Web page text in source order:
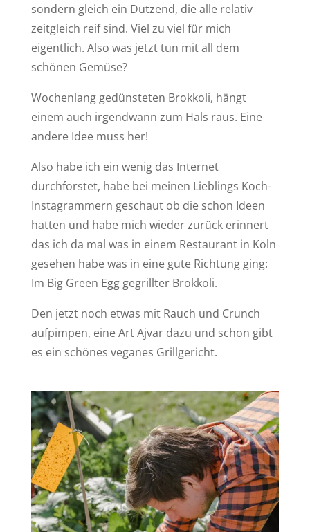
sondern gleich ein Dutzend, die alle relativ
zeitgleich reif sind. Viel zu viel für mich
eigentlich. Also was jetzt tun mit all dem
schönen Gemüse?
Wochenlang gedünsteten Brokkoli, hängt
einem auch irgendwann zum Hals raus. Eine
andere Idee muss her!
Also habe ich ein wenig das Internet
durchforstet, habe bei meinen Lieblings Koch-
Instagrammern geschaut ob die schon Ideen
hatten und habe mich wieder zurück erinnert
das ich da mal was in einem Restaurant in Köln
gesehen habe was in eine gute Richtung ging:
Im Big Green Egg gegrillter Brokkoli.
Den jetzt noch etwas mit Rauch und Crunch
aufpimpen, eine Art Ajvar dazu und schon gibt
es ein schönes veganes Grillgericht.